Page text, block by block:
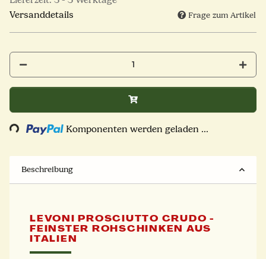
Versanddetails
Frage zum Artikel
Komponenten werden geladen ...
Beschreibung
LEVONI PROSCIUTTO CRUDO -
FEINSTER ROHSCHINKEN AUS
ITALIEN